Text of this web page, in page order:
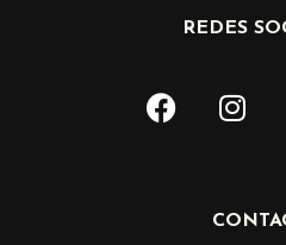
REDES
F
a
I
n
a